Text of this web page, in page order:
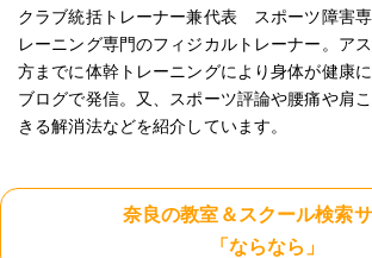
クラブ統括トレーナー兼代表 スポーツ障害
レーニング専門のフィジカルトレーナー。ア
方までに体幹トレーニングにより身体が健康
ブログで発信。又、スポーツ評論や腰痛や肩
きる解消法などを紹介しています。
奈良の教室＆スクール検索
「ならなら」